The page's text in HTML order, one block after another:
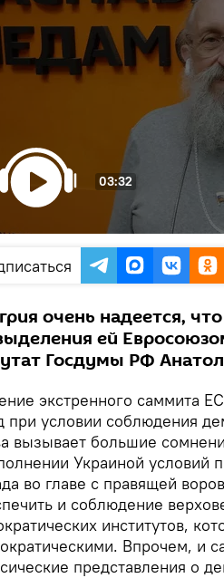
03:32
очень надеется,
ей
Госдумы РФ
экстренного саммита
при условии соблюдения
вызывает большие
Украиной условий
во главе с правящей
и соблюдение
институтов,
Впрочем, и
представления о